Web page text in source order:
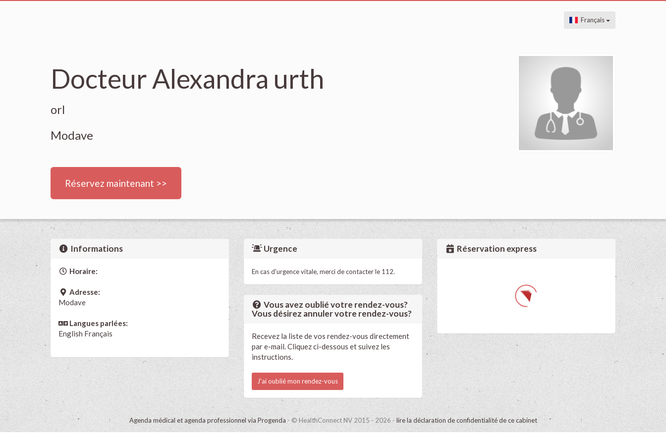
Français
Docteur Alexandra urth
orl
Modave
Réservez maintenant >>
Informations
Horaire:
Adresse:
Modave
Langues parlées:
English Français
Urgence
En cas d'urgence vitale, merci de contacter le 112.
Vous avez oublié votre rendez-vous?
Vous désirez annuler votre rendez-vous?
Recevez la liste de vos rendez-vous directement
par e-mail. Cliquez ci-dessous et suivez les
instructions.
J'ai oublié mon rendez-vous
Réservation express
Agenda médical et agenda professionnel via Progenda - © HealthConnect NV 2015 - 2026 -lire la déclaration de confidentialité de ce cabinet